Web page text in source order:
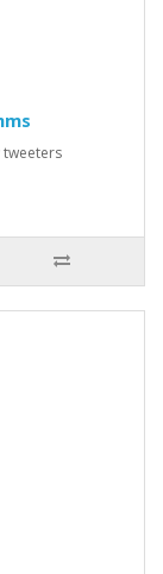
tweeters